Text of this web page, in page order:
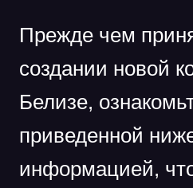
Прежде чем
создании новой
Белизе,
приведенной
информацией,